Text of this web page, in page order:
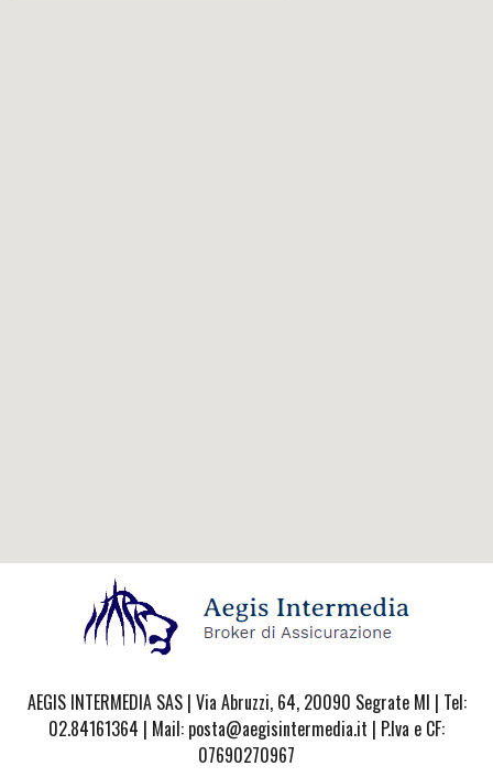
AEGIS INTERMEDIA SAS | Via Abruzzi, 64, 20090 Segrate MI | Tel:
02.84161364 | Mail: posta@aegisintermedia.it | P.Iva e CF:
07690270967